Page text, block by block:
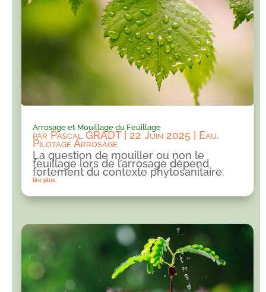
Arrosage et Mouillage du Feuillage
par Pascal GRADT| 22 Juin 2025 Eau,
Pilotage Arrosage
La question de mouiller ou non le
feuillage lors de l’arrosage dépend
fortement du contexte phytosanitaire.
lire plus